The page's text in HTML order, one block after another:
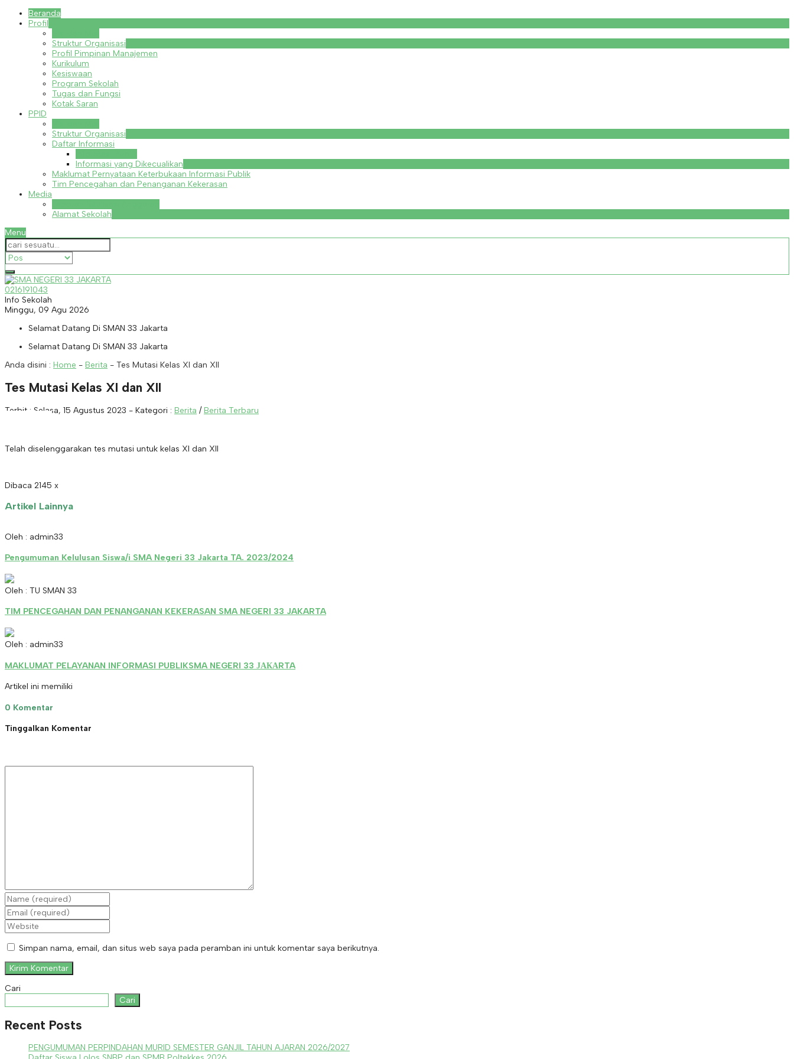
Beranda
Profil
Struktur Organisasi
Profil Pimpinan Manajemen
Kurikulum
Kesiswaan
Program Sekolah
Tugas dan Fungsi
Kotak Saran
PPID
Struktur Organisasi
Daftar Informasi
Informasi yang Dikecualikan
Maklumat Pernyataan Keterbukaan Informasi Publik
Tim Pencegahan dan Penanganan Kekerasan
Media
Alamat Sekolah
Menu
0216191043
Info Sekolah
Minggu, 09 Agu 2026
Selamat Datang Di SMAN 33 Jakarta
Selamat Datang Di SMAN 33 Jakarta
Anda disini : Home - Berita - Tes Mutasi Kelas XI dan XII
Tes Mutasi Kelas XI dan XII
Terbit : Selasa, 15 Agustus 2023 - Kategori : Berita /Berita Terbaru
Telah diselenggarakan tes mutasi untuk kelas XI dan XII
Dibaca 2145 x
Artikel Lainnya
Oleh : admin33
Pengumuman Kelulusan Siswa/i SMA Negeri 33 Jakarta TA. 2023/2024
Oleh : TU SMAN 33
TIM PENCEGAHAN DAN PENANGANAN KEKERASAN SMA NEGERI 33 JAKARTA
Oleh : admin33
MAKLUMAT PELAYANAN INFORMASI PUBLIKSMA NEGERI 33 ЈАКАRTA
Artikel ini memiliki
0 Komentar
Tinggalkan Komentar
Simpan nama, email, dan situs web saya pada peramban ini untuk komentar saya berikutnya.
Cari
Cari
Recent Posts
PENGUMUMAN PERPINDAHAN MURID SEMESTER GANJIL TAHUN AJARAN 2026/2027